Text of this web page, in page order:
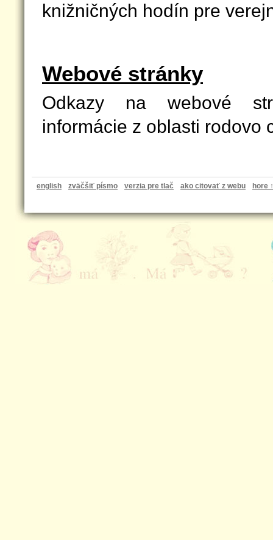
knižničných hodín pre
Webové stránky
Odkazy na webové
informácie z oblasti rodovo
english zväčšiť písmo verzia pre tlač ako citovať z webu hore ↑